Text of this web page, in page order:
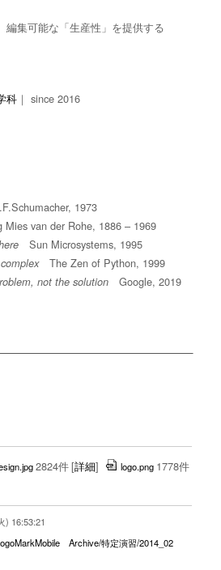
編集可能な「生産性」を提供する
科 ｜ since 2016
1973
Mies van der Rohe, 1886 – 1969
Sun Microsystems, 1995
The Zen of Python, 1999
not the solution Google, 2019
2824件[詳細] logo.png 1778件
) 16:53:21
Archive/特定演習/2014_02